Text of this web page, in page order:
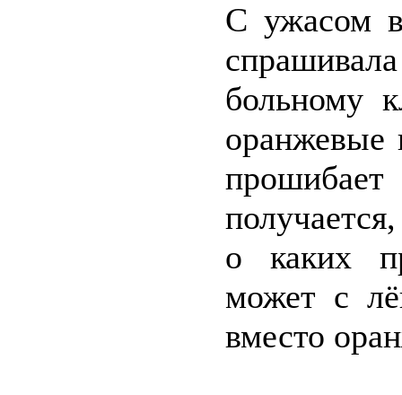
С ужасом
больному
оранжевые
о каких
может с
вместо